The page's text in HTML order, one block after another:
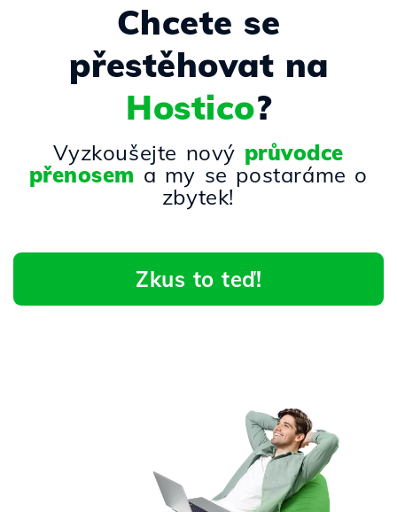
Chcete se
přestěhovat na
Hostico?
Vyzkoušejte nový průvodce
přenosem a my se postaráme o
zbytek!
Zkus to teď!